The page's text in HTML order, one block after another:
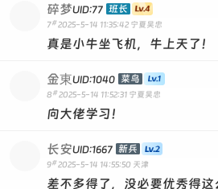
碎梦UID:77 班长
7# 2025-5-14 11:35:42 宁夏吴忠
真是小牛坐飞机，牛上天了！
金東UID:1040 菜鸟
8 # 2025-5-14 11:52:31 宁夏吴忠
向大佬学习！
长安UID:1667 新兵
9# 2025-5-14 14:55:50 天津
差不多得了，没必要优秀得这